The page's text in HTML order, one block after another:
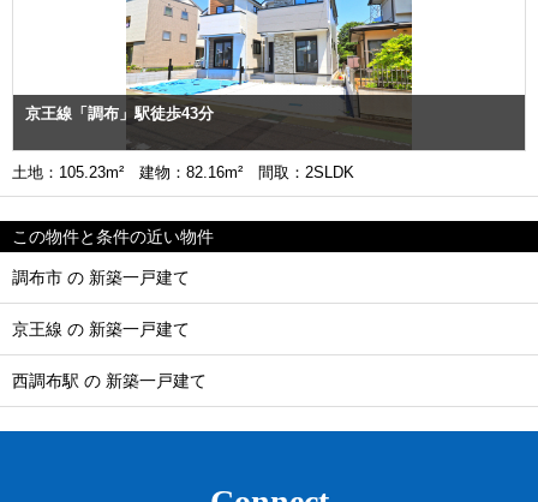
京王線「調布」駅徒歩43分
土地：105.23m² 建物：82.16m² 間取：2SLDK
この物件と条件の近い物件
調布市 の 新築一戸建て
京王線 の 新築一戸建て
西調布駅 の 新築一戸建て